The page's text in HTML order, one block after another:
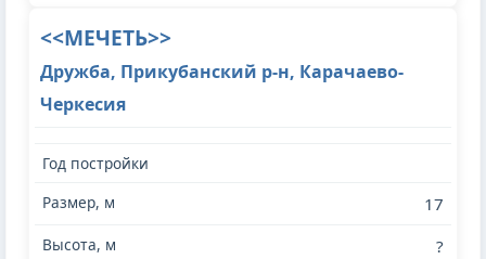
<<МЕЧЕТЬ>>
Дружба, Прикубанский р-н, Карачаево-
Черкесия
17
?